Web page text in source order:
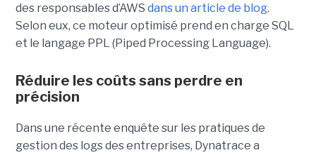
des responsables d’AWS dans un article de blog.
Selon eux, ce moteur optimisé prend en charge SQL
et le langage PPL (Piped Processing Language).
Réduire les coûts sans perdre en
précision
Dans une récente enquête sur les pratiques de
gestion des logs des entreprises, Dynatrace a